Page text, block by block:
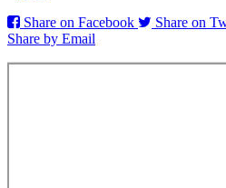
Share on Facebook
Share on
Share by Email